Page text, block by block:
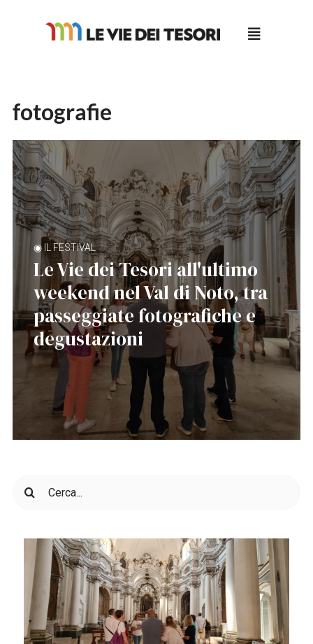
fotografie
◉ IL FESTIVAL
Le Vie dei Tesori all'ultimo
weekend nel Val di Noto, tra
passeggiate fotografiche e
degustazioni
per: